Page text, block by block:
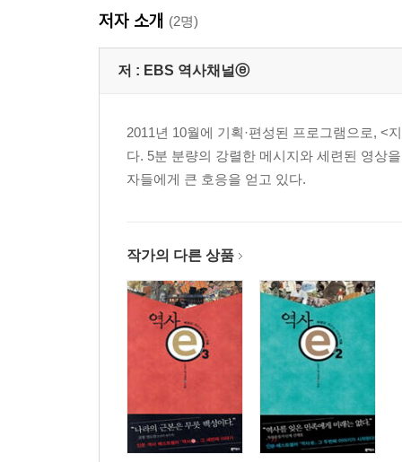
저자 소개 (2명)
저 : EBS 역사채널ⓔ
2011년 10월에 기획·편성된 프로그램으로,
다. 5분 분량의 강렬한 메시지와 세련된 영상
자들에게 큰 호응을 얻고 있다.
작가의 다른 상품